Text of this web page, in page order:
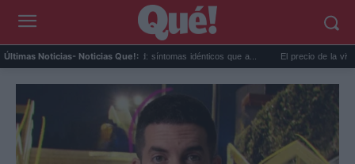
Últimas Noticias- Noticias Que!:
Calor extremo y ansiedad: síntomas idénticos que a... El precio de la vivienda